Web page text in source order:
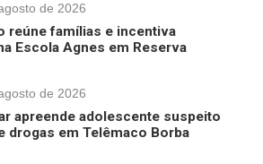
de 2026
reúne famílias e incentiva
Escola Agnes em Reserva
de 2026
apreende adolescente suspeito
drogas em Telêmaco Borba